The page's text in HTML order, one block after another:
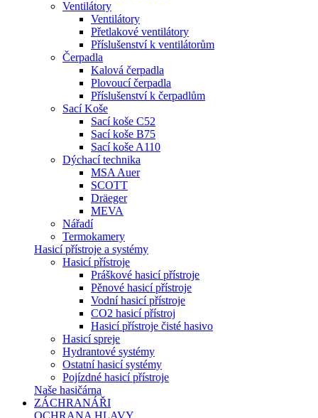
Ventilátory
Ventilátory
Přetlakové ventilátory
Příslušenství k ventilátorům
Čerpadla
Kalová čerpadla
Plovoucí čerpadla
Příslušenství k čerpadlům
Sací Koše
Sací koše C52
Sací koše B75
Sací koše A110
Dýchací technika
MSA Auer
SCOTT
Dräeger
MEVA
Nářadí
Termokamery
Hasicí přístroje a systémy
Hasicí přístroje
Práškové hasicí přístroje
Pěnové hasicí přístroje
Vodní hasicí přístroje
CO2 hasicí přístroj
Hasicí přístroje čisté hasivo
Hasicí spreje
Hydrantové systémy
Ostatní hasicí systémy
Pojízdné hasicí přístroje
Naše hasičárna
ZÁCHRANÁŘI
OCHRANA HLAVY